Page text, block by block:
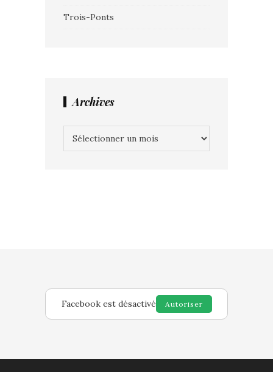
Trois-Ponts
Archives
Facebook est désactivé Autoriser